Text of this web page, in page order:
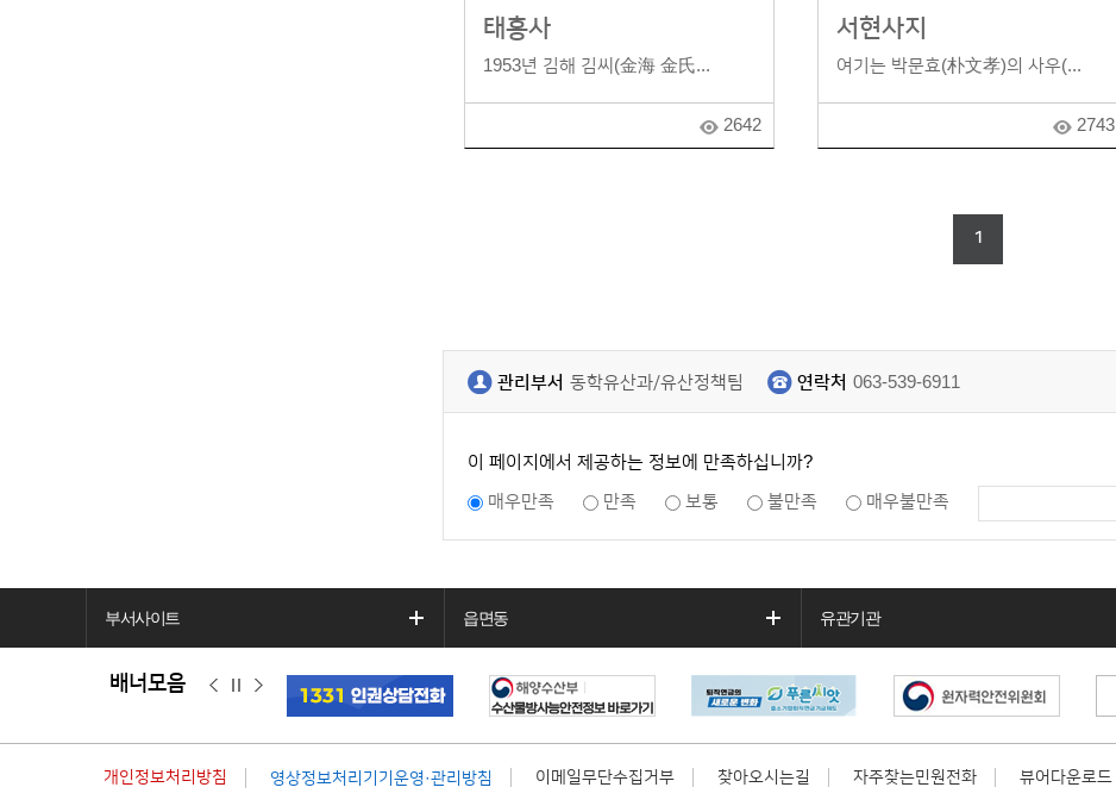
태흥사
1953년 김해 김씨(金海 金氏...
2642
서현사지
여기는 박문효(朴文孝)의 사우(...
2743
1
관리부서 동학유산과/유산정책팀 연락처 063-539-6911
이 페이지에서 제공하는 정보에 만족하십니까?
매우만족
만족 보통 불만족 매우불만족
부서사이트 읍면동 유관기관
배너모음
개인정보처리방침 영상정보처리기기운영·관리방침 이메일무단수집거부 찾아오시는길 자주찾는민원전화 뷰어다운로드